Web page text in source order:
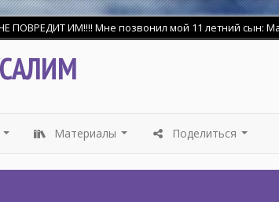
ИМ!!!! Мне позвонил мой 11 летний сын:
Материалы Поделиться